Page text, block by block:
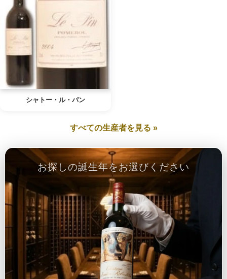
シャトー・ル・パン
すべての生産者を見る »
お探しの誕生年をお選びください